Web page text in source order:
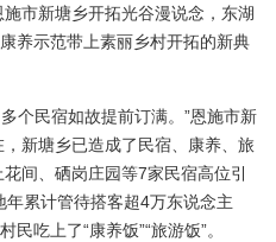
市新塘乡开拓光谷漫说念，东湖
养示范带上素丽乡村开拓的新典
个民宿如故提前订满。”恩施市新
新塘乡已造成了民宿、康养、旅
间、硒岗庄园等7家民宿高位引
累计管待搭客超4万东说念主
吃上了“康养饭”“旅游饭”。